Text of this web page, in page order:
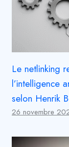
Le netlinking
l’intelligence
selon Henrik
26 novembre